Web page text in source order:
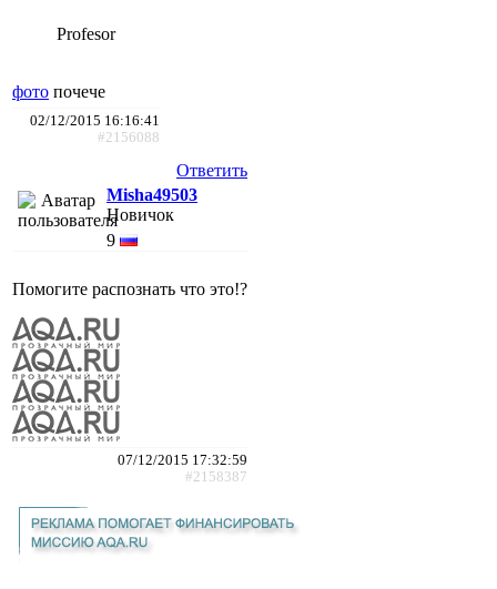
Profesor
фото почече
02/12/2015 16:16:41
#2156088
Ответить
Misha49503
Новичок
9
Помогите распознать что это!?
07/12/2015 17:32:59
#2158387